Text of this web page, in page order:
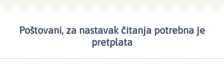
Poštovani, za nastavak čitanja potrebna je
pretplata
NAJČITANIJE TEMA DANA